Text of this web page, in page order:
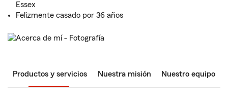
Essex
Felizmente casado por 36 años
Productos y servicios Nuestra misión Nuestro equipo